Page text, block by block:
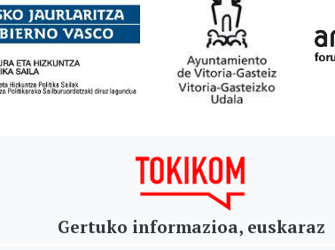
Gertuko informazioa, euskaraz